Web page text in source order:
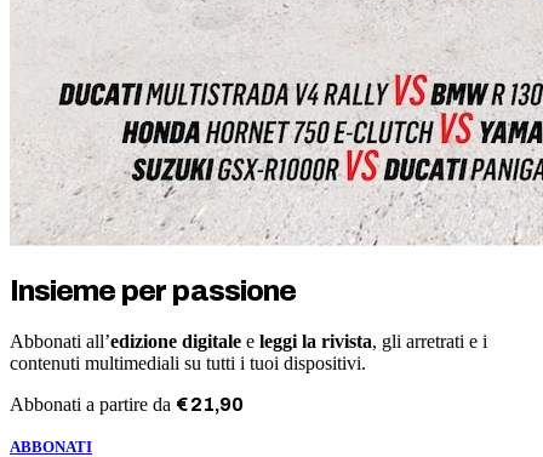
Insieme per passione
Abbonati all’edizione digitale e leggi la rivista, gli arretrati e i
contenuti multimediali su tutti i tuoi dispositivi.
Abbonati a partire da €21,90
ABBONATI